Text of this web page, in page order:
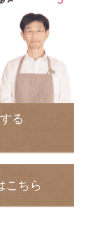
る
こちら